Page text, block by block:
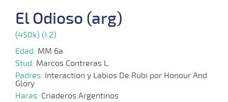
El Odioso (arg)
(450k) (I:2)
Edad: MM 6a
Stud: Marcos Contreras L.
Padres: Interaction y Labios De Rubi por Honour And
Glory
Haras: Criaderos Argentinos